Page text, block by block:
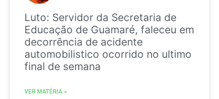
Luto: Servidor da Secretaria de
Educação de Guamaré, faleceu em
decorrência de acidente
automobilistico ocorrido no ultimo
final de semana
VER MATÉRIA »